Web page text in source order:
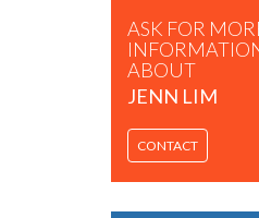
ASK FOR
ABOUT
JENN LIM
CONTACT